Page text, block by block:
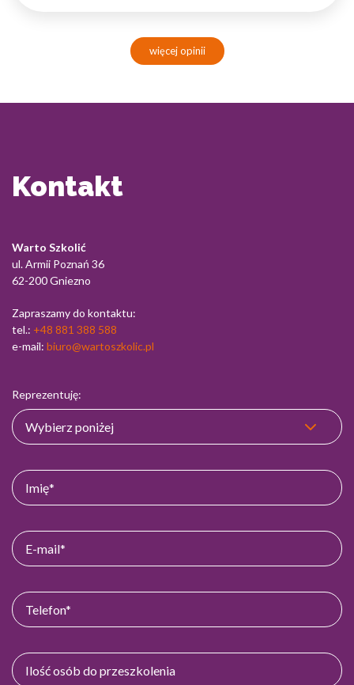
więcej opinii
Kontakt
Warto Szkolić
ul. Armii Poznań 36
62-200 Gniezno
Zapraszamy do kontaktu:
tel.: +48 881 388 588
e-mail: biuro@wartoszkolic.pl
Reprezentuję: